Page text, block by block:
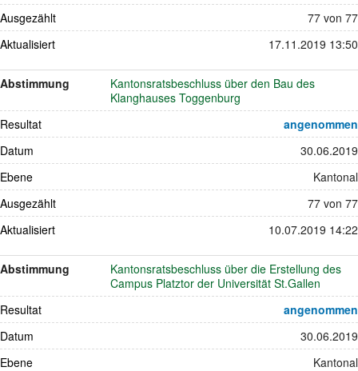
Ausgezählt
77 von 77
Aktualisiert
17.11.2019 13:50
Abstimmung
Kantonsratsbeschluss über den Bau des
Klanghauses Toggenburg
Resultat
angenommen
Datum
30.06.2019
Ebene
Kantonal
Ausgezählt
77 von 77
Aktualisiert
10.07.2019 14:22
Abstimmung
Kantonsratsbeschluss über die Erstellung des
Campus Platztor der Universität St.Gallen
Resultat
angenommen
Datum
30.06.2019
Ebene
Kantonal